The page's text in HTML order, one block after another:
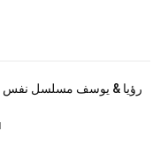
رؤيا & يوسف مسلسل نفس